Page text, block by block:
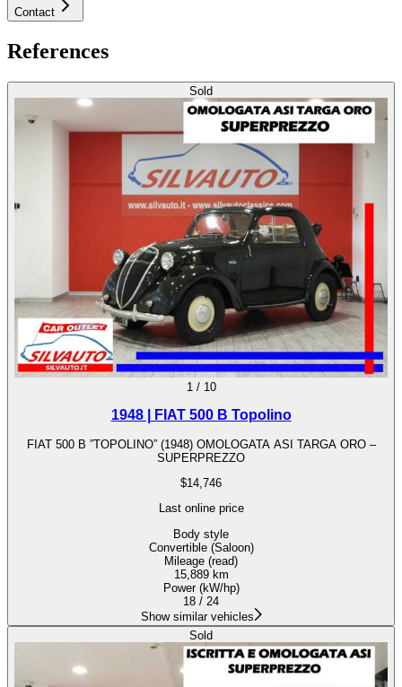
Contact
References
Sold
1 / 10
1948 | FIAT 500 B Topolino
FIAT 500 B ”TOPOLINO” (1948) OMOLOGATA ASI TARGA ORO –
SUPERPREZZO
$14,746
Last online price
Body style
Convertible (Saloon)
Mileage (read)
15,889 km
Power (kW/hp)
18 / 24
Show similar vehicles
Sold